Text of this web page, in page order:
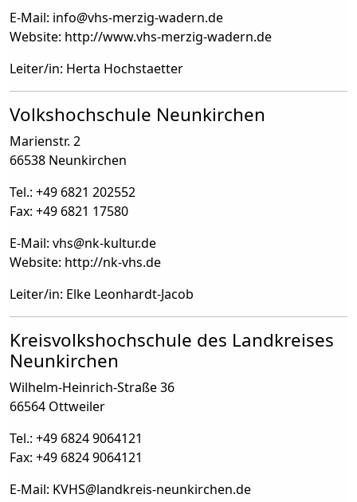
E-Mail: info@vhs-merzig-wadern.de
Website: http://www.vhs-merzig-wadern.de
Leiter/in: Herta Hochstaetter
Volkshochschule Neunkirchen
Marienstr. 2
66538 Neunkirchen
Tel.: +49 6821 202552
Fax: +49 6821 17580
E-Mail: vhs@nk-kultur.de
Website: http://nk-vhs.de
Leiter/in: Elke Leonhardt-Jacob
Kreisvolkshochschule des Landkreises
Neunkirchen
Wilhelm-Heinrich-Straße 36
66564 Ottweiler
Tel.: +49 6824 9064121
Fax: +49 6824 9064121
E-Mail: KVHS@landkreis-neunkirchen.de